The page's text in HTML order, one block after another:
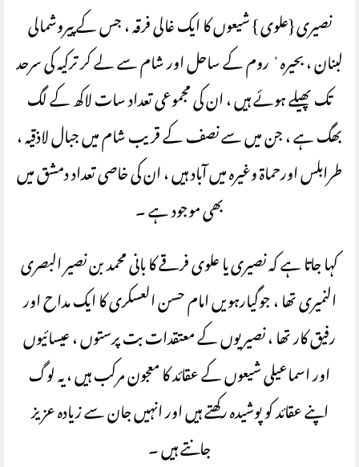
نصیری {علوی } شیعوں کا ایک غالی فرقہ ، جس کے پیروشمالی
لبنان ، بحیرہٴ روم کے ساحل اور شام سے لے کر ترکیہ کی سرحد
تک پھیلے ہوئے ہیں ، ان کی مجموعی تعداد سات لاکھ کے لگ
بھگ ہے ، جن میں سے نصف کے قریب شام میں جبال لاذقیہ ،
طرابلس اورحماۃ وغیرہ میں آباد ہیں ، ان کی خاصی تعداد دمشق میں
بھی موجود ہے ۔
کہا جاتا ہے کہ نصیری یا علوی فرقے کا بانی محمد بن نصیر البصری
النمیری تھا ، جوگیارہویں امام حسن العسکری کا ایک مداح اور
رفیق کار تھا ، نصیریوں کے معتقدات بت پرستوں ، عیسائیوں
اور اسماعیلی شیعوں کے عقائد کا معجون مرکب ہیں ، یہ لوگ
اپنے عقائد کو پوشیدہ رکھتے ہیں اور انہیں جان سے زیادہ عزیز
جانتے ہیں ۔